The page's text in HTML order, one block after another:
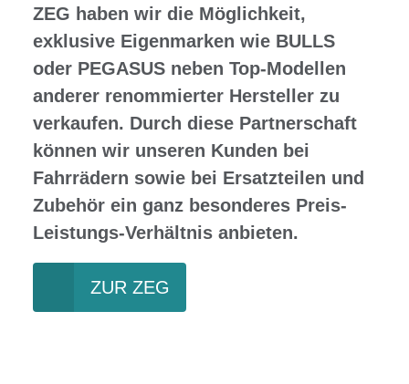
ZEG haben wir die Möglichkeit,
exklusive Eigenmarken wie BULLS
oder PEGASUS neben Top-Modellen
anderer renommierter Hersteller zu
verkaufen. Durch diese Partnerschaft
können wir unseren Kunden bei
Fahrrädern sowie bei Ersatzteilen und
Zubehör ein ganz besonderes Preis-
Leistungs-Verhältnis anbieten.
ZUR ZEG